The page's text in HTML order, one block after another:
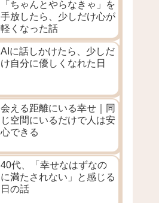
「ちゃんとやらなきゃ」を
手放したら、少しだけ心が
軽くなった話
AIに話しかけたら、少しだ
け自分に優しくなれた日
会える距離にいる幸せ｜同
じ空間にいるだけで人は安
心できる
40代、「幸せなはずなの
に満たされない」と感じる
日の話